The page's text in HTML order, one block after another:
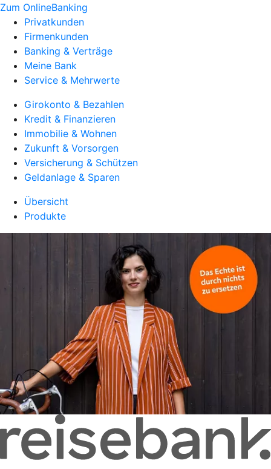
Zum OnlineBanking
Privatkunden
Firmenkunden
Banking & Verträge
Meine Bank
Service & Mehrwerte
Girokonto & Bezahlen
Kredit & Finanzieren
Immobilie & Wohnen
Zukunft & Vorsorgen
Versicherung & Schützen
Geldanlage & Sparen
Übersicht
Produkte